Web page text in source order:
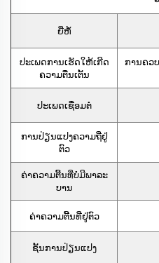
ຍີ່ຫໍ້
ປະເພດການເຮັດໃຫ້ເກີດ
ຄວາມຕື່ນເຕັ້ນ
ການຄວ
ປະເພດເຊື່ອມຕໍ່
ການປ່ຽນແປງຄວາມຖີ່ຢູ່
ຕົວ
ຄ່າຄວາມຕີ້ນທີ່ບໍ່ມີພາລະ
ບານ
ຄ່າຄວາມຕີ້ນທີ່ຢູ່ຕົວ
ຊັ້ນການປ່ຽນແປງ